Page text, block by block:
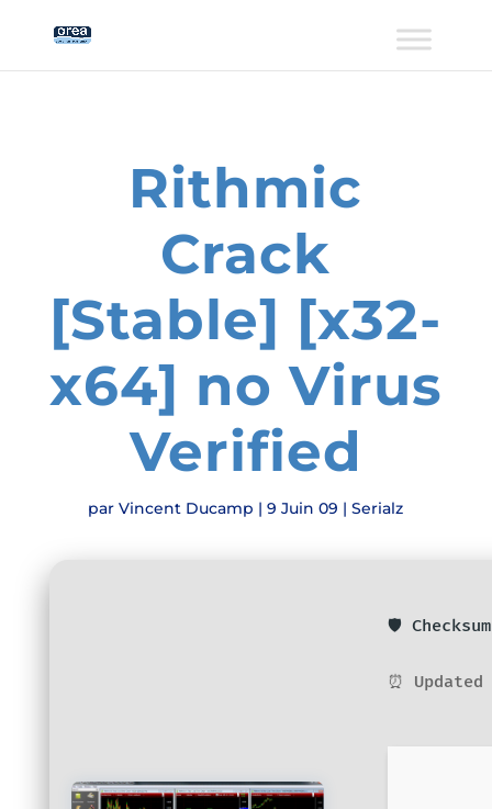
Rithmic
Crack
[Stable] [x32-
x64] no Virus
Verified
parVincent Ducamp |9 Juin 09 |Serialz
🛡️
⏰